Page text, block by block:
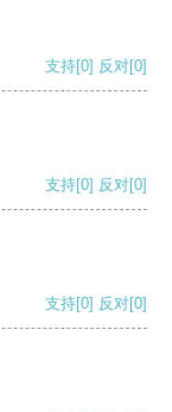
支持[0] 反对[0]
支持[0] 反对[0]
支持[0] 反对[0]